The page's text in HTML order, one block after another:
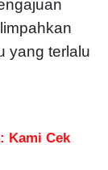
yang terlalu
Kami Cek